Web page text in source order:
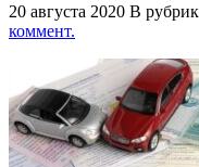
20 августа 2020 В
коммент.